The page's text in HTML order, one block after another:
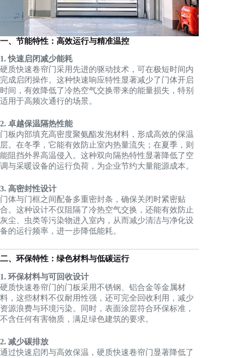
一、节能特性：高效运行与精准温控
1. 快速启闭减少能耗
硬质快速卷帘门采用先进的驱动技术，可在极短时间内
完成启闭操作。这种快速响应特性显著减少了门体开启
时间，有效降低了冷热空气交换带来的能量损失，特别
适用于高频次通行的场景。
2. 卓越保温隔热性能
门板内部填充高密度聚氨酯发泡材料，形成高效的保温
层。在冬季，它能有效防止室内热量流失；在夏季，则
能阻挡外界高温侵入。这种双向隔热特性显著降低了空
调与采暖设备的运行负荷，为企业节约大量能源成本。
3. 高密封性设计
门体与门框之间配备多重密封条，确保关闭时紧密贴
合。这种设计不仅阻隔了冷热空气交换，还能有效防止
灰尘、虫类等污染物进入室内，从而减少清洁与净化设
备的运行频率，进一步降低能耗。
二、环保特性：绿色材料与低碳运行
1. 环保材料与可回收设计
硬质快速卷帘门的门板采用不锈钢、铝合金等金属材
料，这些材料不仅耐用性强，还可完全回收利用，减少
资源浪费与环境污染。同时，表面涂层符合环保标准，
不含任何有害物质，满足绿色建筑的要求。
2. 减少碳排放
通过快速启闭与高效保温，硬质快速卷帘门显著降低了